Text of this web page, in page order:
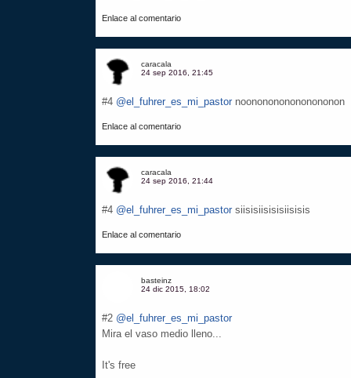
Enlace al comentario
caracala
24 sep 2016, 21:45
#4 @el_fuhrer_es_mi_pastor noononononononononon
Enlace al comentario
caracala
24 sep 2016, 21:44
#4 @el_fuhrer_es_mi_pastor siisisiisisisiisisis
Enlace al comentario
basteinz
24 dic 2015, 18:02
#2 @el_fuhrer_es_mi_pastor
Mira el vaso medio lleno...
It's free